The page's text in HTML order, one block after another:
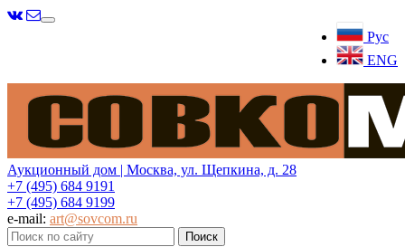
Рус
ENG
Меню
Аукционный дом | Москва, ул. Щепкина, д. 28
+7 (495) 684 9191
+7 (495) 684 9199
e-mail: art@sovcom.ru